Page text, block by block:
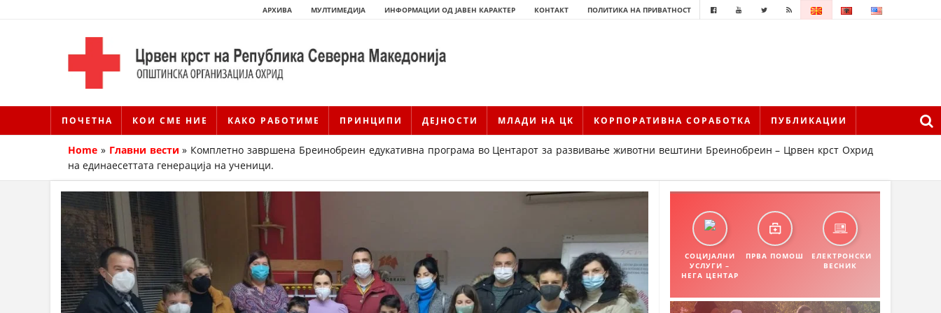
АРХИВА МУЛТИМЕДИЈА ИНФОРМАЦИИ ОД ЈАВЕН КАРАКТЕР КОНТАКТ ПОЛИТИКА НА ПРИВАТНОСТ
ПОЧЕТНА КОИ СМЕ НИЕ КАКО РАБОТИМЕ ПРИНЦИПИ ДЕЈНОСТИ МЛАДИ НА ЦК КОРПОРАТИВНА СОРАБОТКА ПУБЛИКАЦИИ
ИСТОРИЈАТ НА ЦКРМ
ИСТОРИЈАТ НА ДВИЖЕЊЕТО
Home » Главни вести » Комплетно завршена Бреинобреин едукативна програма во Центарот за развивање животни вештини Бреинобреин – Црвен крст Охрид
на единаесеттата генерација на ученици.
СОЦИЈАЛНИ
УСЛУГИ –
НЕГА ЦЕНТАР
ПРВА ПОМОШ
ЕЛЕКТРОНСКИ
ВЕСНИК